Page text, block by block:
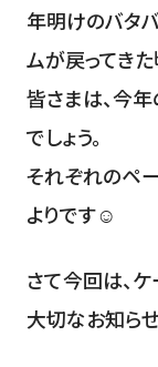
年明けのバタ
ムが戻ってき
皆さまは、今
でしょう。
それぞれのペ
よりです☺️
さて今回は、
大切なお知ら